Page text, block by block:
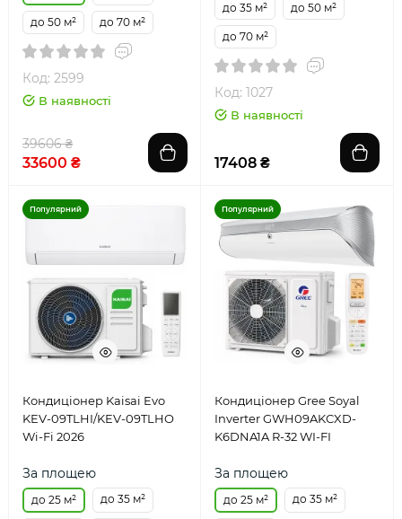
до 50 м² до 70 м²
Код: 2599
В наявності
39606 ₴
33600 ₴
до 35 м² до 50 м²
до 70 м²
Код: 1027
В наявності
17408 ₴
Популярний
Кондиціонер Kaisai Evo
KEV-09TLHI/KEV-09TLHO
Wi-Fi 2026
За площею
до 25 м² до 35 м²
Популярний
Кондиціонер Gree Soyal
Inverter GWH09AKCXD-
K6DNA1A R-32 WI-FI
За площею
до 25 м² до 35 м²